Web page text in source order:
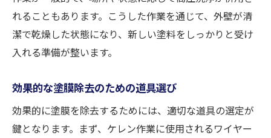
れることもあります。こうした作業を通じて、外壁が清
潔で乾燥した状態になり、新しい塗料をしっかりと受け
入れる準備が整います。
効果的な塗膜除去のための道具選び
効果的に塗膜を除去するためには、適切な道具の選定が
鍵となります。まず、ケレン作業に使用されるワイヤー